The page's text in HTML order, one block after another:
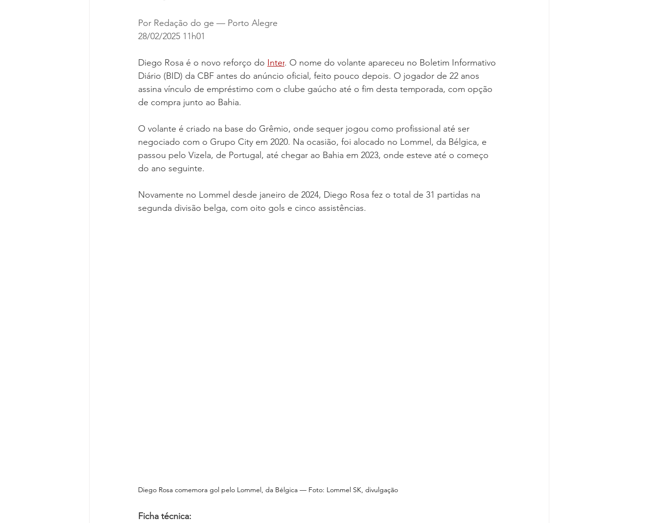
Por Redação do ge — Porto Alegre
28/02/2025 11h01
Diego Rosa é o novo reforço do Inter. O nome do volante apareceu no Boletim Informativo
Diário (BID) da CBF antes do anúncio oficial, feito pouco depois. O jogador de 22 anos
assina vínculo de empréstimo com o clube gaúcho até o fim desta temporada, com opção
de compra junto ao Bahia.
O volante é criado na base do Grêmio, onde sequer jogou como profissional até ser
negociado com o Grupo City em 2020. Na ocasião, foi alocado no Lommel, da Bélgica, e
passou pelo Vizela, de Portugal, até chegar ao Bahia em 2023, onde esteve até o começo
do ano seguinte.
Novamente no Lommel desde janeiro de 2024, Diego Rosa fez o total de 31 partidas na
segunda divisão belga, com oito gols e cinco assistências.
Diego Rosa comemora gol pelo Lommel, da Bélgica — Foto: Lommel SK, divulgação
Ficha técnica: